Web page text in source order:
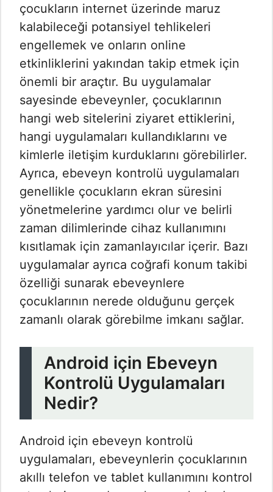
çocukların internet üzerinde maruz
kalabileceği potansiyel tehlikeleri
engellemek ve onların online
etkinliklerini yakından takip etmek için
önemli bir araçtır. Bu uygulamalar
sayesinde ebeveynler, çocuklarının
hangi web sitelerini ziyaret ettiklerini,
hangi uygulamaları kullandıklarını ve
kimlerle iletişim kurduklarını görebilirler.
Ayrıca, ebeveyn kontrolü uygulamaları
genellikle çocukların ekran süresini
yönetmelerine yardımcı olur ve belirli
zaman dilimlerinde cihaz kullanımını
kısıtlamak için zamanlayıcılar içerir. Bazı
uygulamalar ayrıca coğrafi konum takibi
özelliği sunarak ebeveynlere
çocuklarının nerede olduğunu gerçek
zamanlı olarak görebilme imkanı sağlar.
Android için Ebeveyn
Kontrolü Uygulamaları
Nedir?
Android için ebeveyn kontrolü
uygulamaları, ebeveynlerin çocuklarının
akıllı telefon ve tablet kullanımını kontrol